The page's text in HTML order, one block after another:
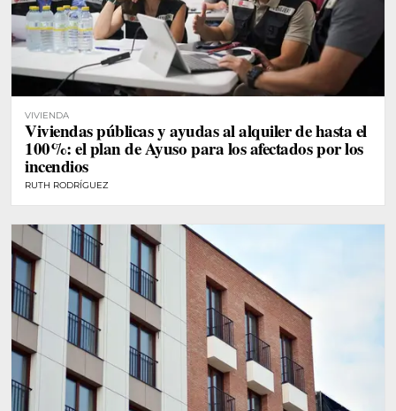
VIVIENDA
Viviendas públicas y ayudas al alquiler de hasta el
100%: el plan de Ayuso para los afectados por los
incendios
RUTH RODRÍGUEZ